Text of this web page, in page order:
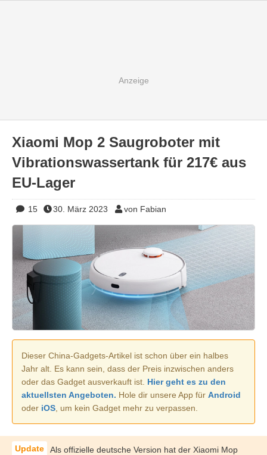
Xiaomi Mop 2 Saugroboter mit
Vibrationswassertank für 217€ aus
EU-Lager
15 30. März 2023 von Fabian
Dieser China-Gadgets-Artikel ist schon über ein halbes
Jahr alt. Es kann sein, dass der Preis inzwischen anders
oder das Gadget ausverkauft ist. Hier geht es zu den
aktuellsten Angeboten. Hole dir unsere App für Android
oder iOS , um kein Gadget mehr zu verpassen.
Als offizielle deutsche Version hat der Xiaomi Mop